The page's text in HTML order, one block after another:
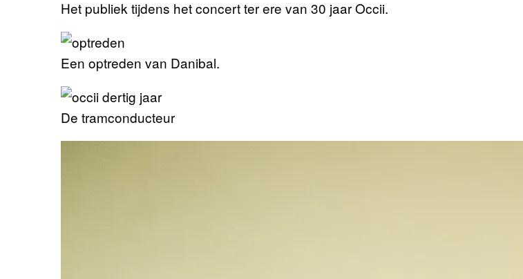
Het publiek tijdens het concert ter ere van 30 jaar Occii.
Een optreden van Danibal.
De tramconducteur